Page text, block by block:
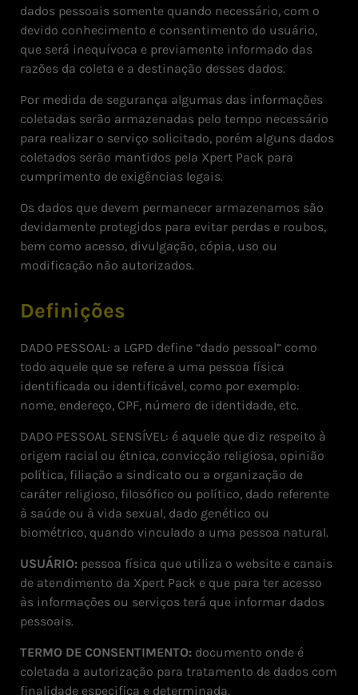
dados pessoais somente quando necessário, com o
devido conhecimento e consentimento do usuário,
que será inequívoca e previamente informado das
razões da coleta e a destinação desses dados.
Por medida de segurança algumas das informações
coletadas serão armazenadas pelo tempo necessário
para realizar o serviço solicitado, porém alguns dados
coletados serão mantidos pela Xpert Pack para
cumprimento de exigências legais.
Os dados que devem permanecer armazenamos são
devidamente protegidos para evitar perdas e roubos,
bem como acesso, divulgação, cópia, uso ou
modificação não autorizados.
Definições
DADO PESSOAL: a LGPD define “dado pessoal” como
todo aquele que se refere a uma pessoa física
identificada ou identificável, como por exemplo:
nome, endereço, CPF, número de identidade, etc.
DADO PESSOAL SENSÍVEL: é aquele que diz respeito à
origem racial ou étnica, convicção religiosa, opinião
política, filiação a sindicato ou a organização de
caráter religioso, filosófico ou político, dado referente
à saúde ou à vida sexual, dado genético ou
biométrico, quando vinculado a uma pessoa natural.
USUÁRIO: pessoa física que utiliza o website e canais
de atendimento da Xpert Pack e que para ter acesso
às informações ou serviços terá que informar dados
pessoais.
TERMO DE CONSENTIMENTO: documento onde é
coletada a autorização para tratamento de dados com
finalidade especifica e determinada.